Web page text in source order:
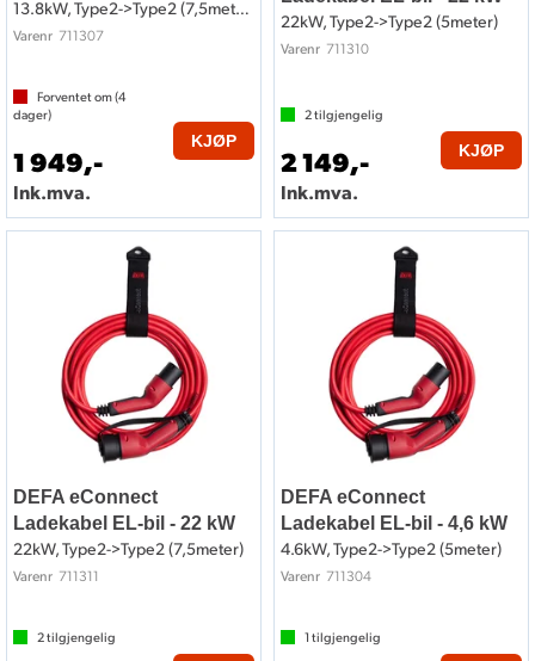
13.8kW, Type2->Type2 (7,5meter)
Varenr 711307
Forventet om (4
dager)
1 949,-
Ink.mva.
KJØP
22kW, Type2->Type2 (5meter)
Varenr 711310
2tilgjengelig
2 149,-
Ink.mva.
KJØP
DEFA eConnect
Ladekabel EL-bil - 22 kW
22kW, Type2->Type2 (7,5meter)
Varenr 711311
2tilgjengelig
DEFA eConnect
Ladekabel EL-bil - 4,6 kW
4.6kW, Type2->Type2 (5meter)
Varenr 711304
1 tilgjengelig